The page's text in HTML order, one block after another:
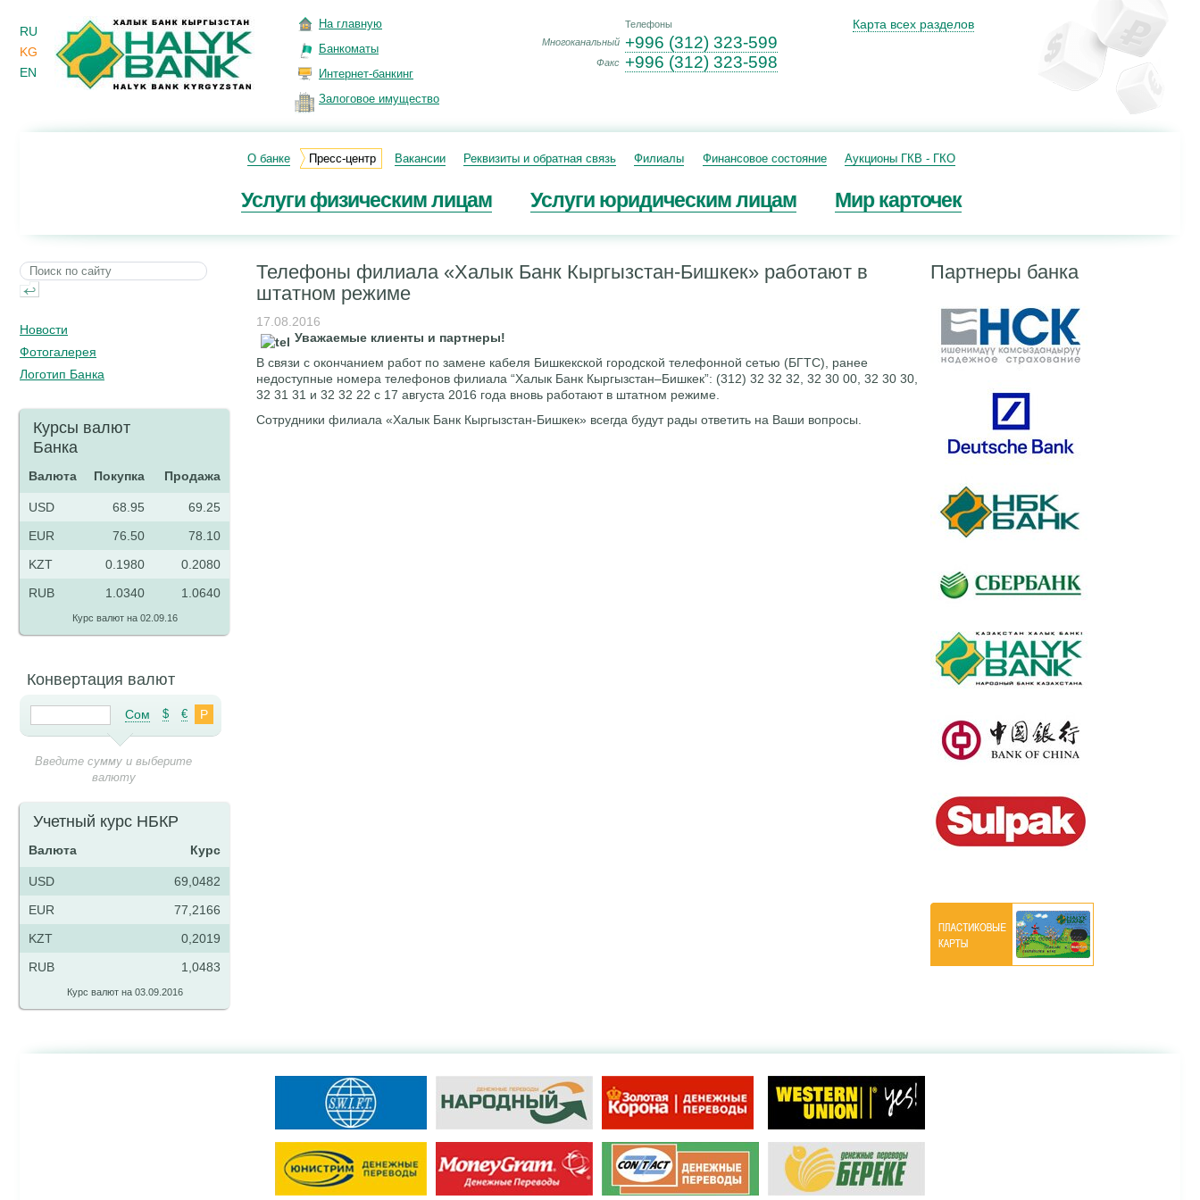
RU
KG
EN
На главную
Банкоматы
Интернет-банкинг
Залоговое имущество
Многоканальный
Факс
Телефоны
+996 (312) 323-599
+996 (312) 323-598
Карта всех разделов
О банке Пресс-центр Вакансии Реквизиты и обратная связь Филиалы Финансовое состояние Аукционы ГКВ - ГКО
Услуги физическим лицам Услуги юридическим лицам Мир карточек
Телефоны филиала «Халык Банк Кыргызстан-Бишкек» работают в
штатном режиме
17.08.2016
Уважаемые клиенты и партнеры!
В связи с окончанием работ по замене кабеля Бишкекской городской телефонной сетью (БГТС), ранее
недоступные номера телефонов филиала “Халык Банк Кыргызстан–Бишкек”: (312) 32 32 32, 32 30 00, 32 30 30,
32 31 31 и 32 32 22 с 17 августа 2016 года вновь работают в штатном режиме.
Сотрудники филиала «Халык Банк Кыргызстан-Бишкек» всегда будут рады ответить на Ваши вопросы.
Новости
Фотогалерея
Логотип Банка
Курсы валют
Банка
Валюта Покупка Продажа
USD 68.95
69.25
EUR
76.50
78.10
KZT
0.1980
0.2080
RUB
1.0340 1.0640
Курс валют на 02.09.16
Конвертация валют
Сом $ € Р
Введите сумму и выберите
валюту
Учетный курс НБКР
Валюта Курс
USD
69,0482
EUR
77,2166
KZT
0,2019
RUB
1,0483
Курс валют на 03.09.2016
Партнеры банка